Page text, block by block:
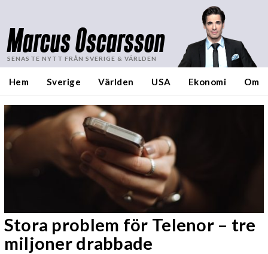
Marcus Oscarsson
SENASTE NYTT FRÅN SVERIGE & VÄRLDEN
Hem Sverige Världen USA Ekonomi Om
Stora problem för Telenor – tre
miljoner drabbade